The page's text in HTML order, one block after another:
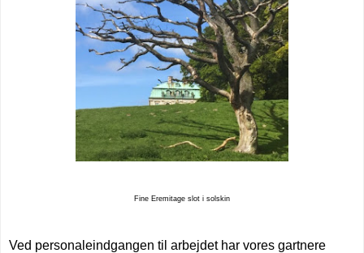
Fine Eremitage slot i solskin
Ved personaleindgangen til arbejdet har vores gartnere